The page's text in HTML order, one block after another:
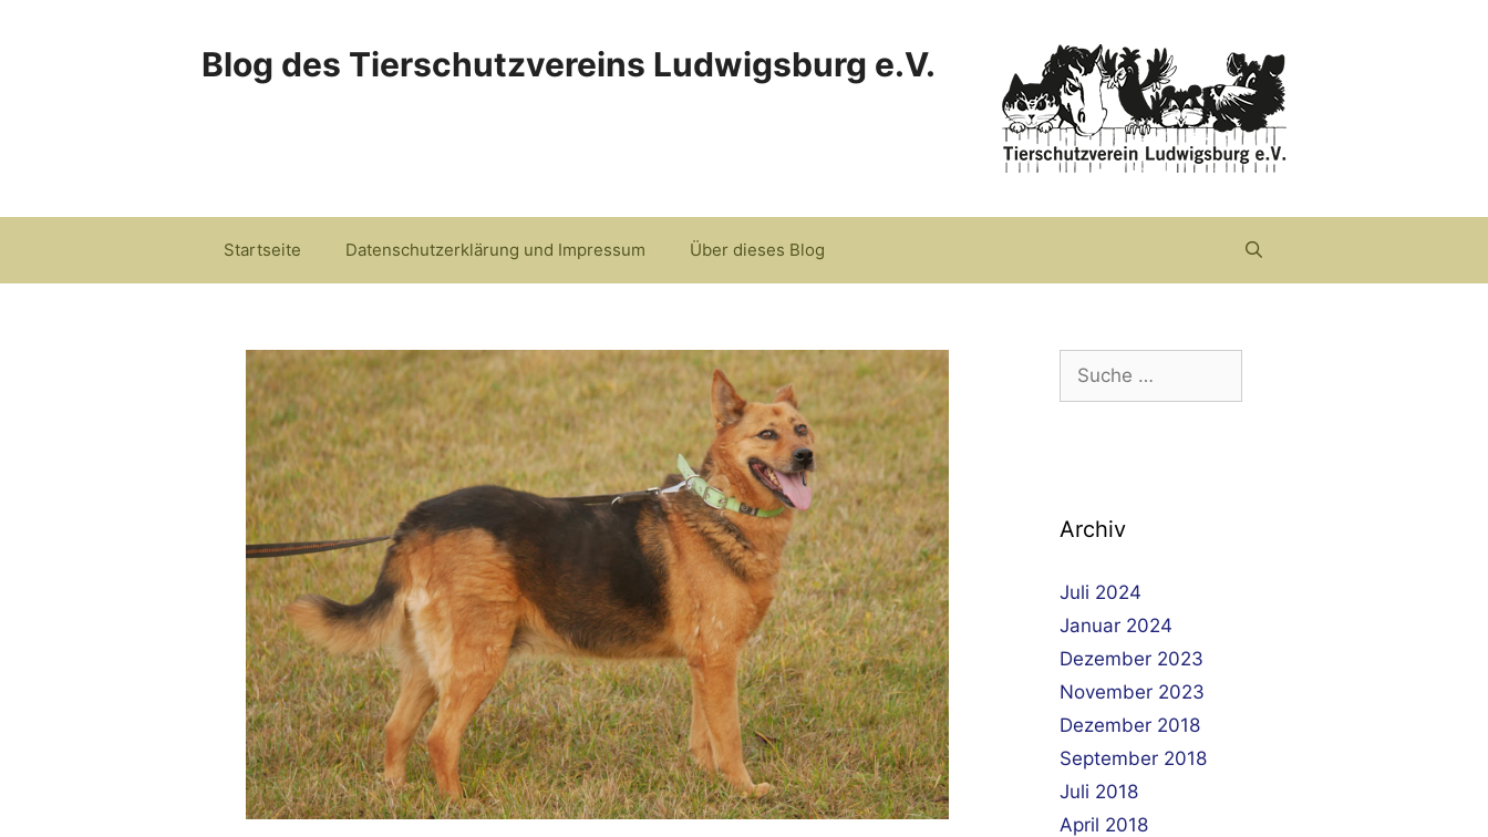
Blog des Tierschutzvereins Ludwigsburg e.V.
Startseite Datenschutzerklärung und Impressum Über dieses Blog
Suche
nach:
Archiv
Juli 2024
Januar 2024
Dezember 2023
November 2023
Dezember 2018
September 2018
Juli 2018
April 2018